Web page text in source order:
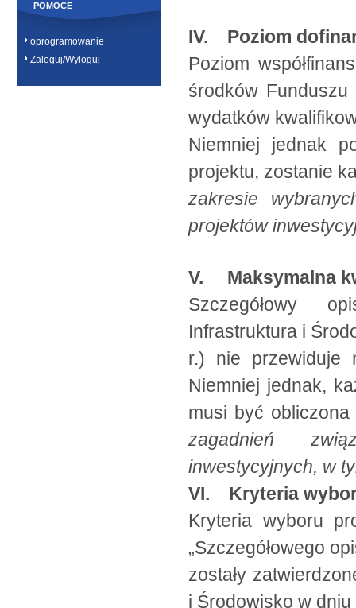
POMOCE
oprogramowanie
Zaloguj/Wyloguj
IV. Poziom
Poziom
środków
wydatków
Niemniej jednak
projektu, zostanie
zakresie
projektów
V. Maksymalna
Szczegółowy
Infrastruktura i
r.) nie przewiduje
Niemniej jednak,
musi być
zagadnień
inwestycyjnych, w
VI. Kryteria
Kryteria wyboru
„Szczegółowego
zostały
i Środowisko w